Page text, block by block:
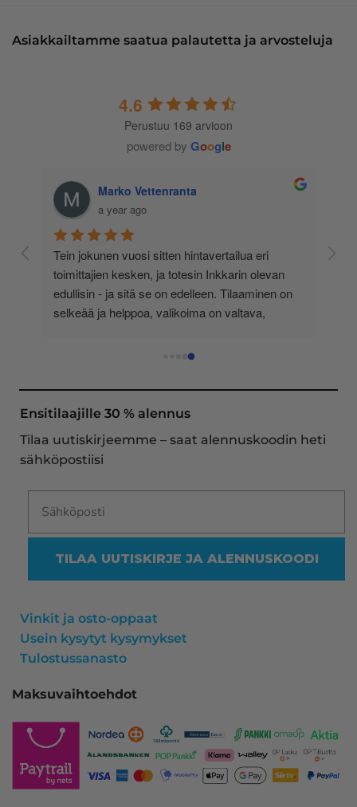
Asiakkailtamme saatua palautetta ja arvosteluja
4.6
Perustuu 169 arvioon
powered by Google
Marko Vettenranta
a year ago
Tein jokunen vuosi sitten hintavertailua eri
toimittajien kesken, ja totesin Inkkarin olevan
edullisin - ja sitä se on edelleen. Tilaaminen on
selkeää ja helppoa, valikoima on valtava,
asiakaspalvelu todella ripeää (s-postin kautta) ja
oli noudettavissa postin lokerosta tänään!! En
näe mitään syytä vaihtaa toimittajaa. Kaikki on
ollut mitään moitittavaa! Lämmin suositus!
Ensitilaajille 30 % alennus
Tilaa uutiskirjeemme – saat alennuskoodin heti
sähköpostiisi
TILAA UUTISKIRJE JA ALENNUSKOODI
Vinkit ja osto-oppaat
Usein kysytyt kysymykset
Tulostussanasto
Maksuvaihtoehdot